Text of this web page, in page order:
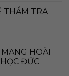
THẨM TRA
HOÀI
ĐỨC